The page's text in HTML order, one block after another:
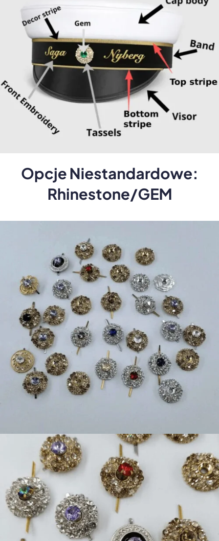
Opcje Niestandardowe:
Rhinestone/GEM